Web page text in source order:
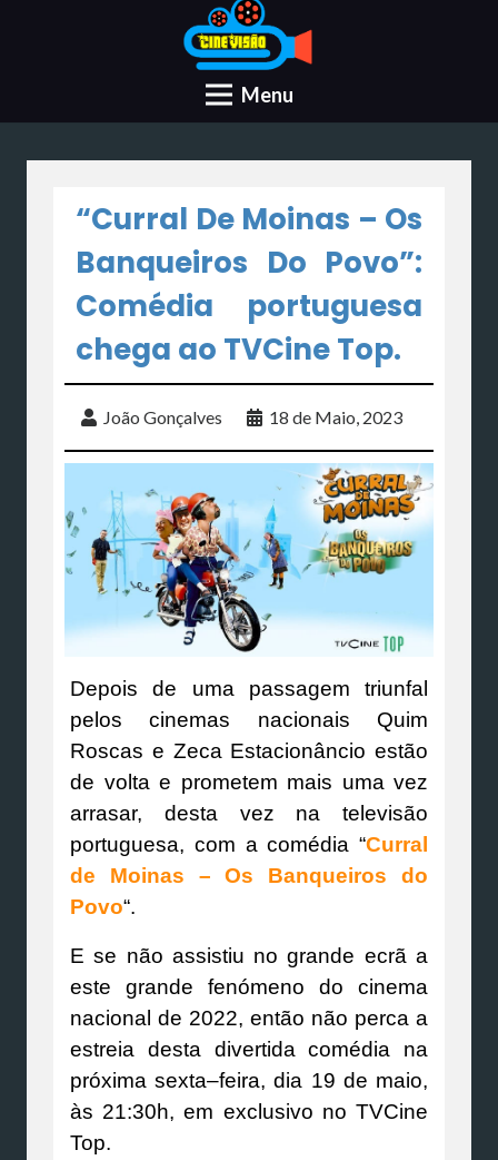
Menu
“Curral De Moinas – Os
Banqueiros Do Povo”:
Comédia portuguesa
chega ao TVCine Top.
João Gonçalves 18 de Maio, 2023
Depois de uma passagem triunfal
pelos cinemas nacionais Quim
Roscas e Zeca Estacionâncio estão
de volta e prometem mais uma vez
arrasar, desta vez na televisão
portuguesa, com a comédia “Curral
de Moinas – Os Banqueiros do
Povo“.
E se não assistiu no grande ecrã a
este grande fenómeno do cinema
nacional de 2022, então não perca a
estreia desta divertida comédia na
próxima sexta–feira, dia 19 de maio,
às 21:30h, em exclusivo no TVCine
Top.